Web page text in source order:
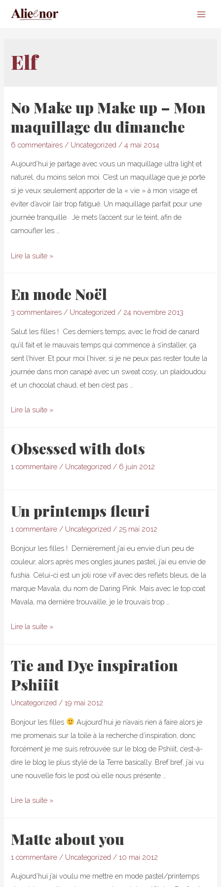
Elf
No Make up Make up – Mon
maquillage du dimanche
6 commentaires / Uncategorized /4 mai 2014
Aujourd’hui je partage avec vous un maquillage ultra light et
naturel, du moins selon moi. C’est un maquillage que je porte
si je veux seulement apporter de la « vie » à mon visage et
éviter d’avoir l’air trop fatigué. Un maquillage parfait pour une
journée tranquille. Je mets l’accent sur le teint, afin de
camoufler les …
No
Make
up
Mon
maquillage
du
dimanche
Lire la suite »
En mode Noël
3 commentaires / Uncategorized / 24 novembre 2013
Salut les filles ! Ces derniers temps, avec le froid de canard
qu’il fait et le mauvais temps qui commence à s’installer, ça
sent l’hiver. Et pour moi l’hiver, si je ne peux pas rester toute la
journée dans mon canapé avec un sweat cosy, un plaidoudou
et un chocolat chaud, et ben c’est pas …
En
Lire la suite »
Obsessed with dots
1 commentaire / Uncategorized / 6 juin 2012
Un printemps fleuri
1 commentaire / Uncategorized / 25 mai 2012
Bonjour les filles ! Dernièrement j’ai eu envie d’un peu de
couleur, alors après mes ongles jaunes pastel, j’ai eu envie de
fushia. Celui-ci est un joli rose vif avec des reflets bleus, de la
marque Mavala, du nom de Daring Pink. Mais avec le top coat
Mavala, ma dernière trouvaille, je le trouvais trop …
Un
Lire la suite »
Tie and Dye inspiration
Pshiiit
Uncategorized /19 mai 2012
Bonjour les filles
Aujourd’hui je n’avais rien à faire alors je
me promenais sur la toile à la recherche d’inspiration, donc
forcément je me suis retrouvée sur le blog de Pshiiit, c’est-à-
dire le blog le plus stylé de la Terre basically. Bref bref, j’ai vu
une nouvelle fois le post où elle nous présente …
Tie
inspiration
Lire la suite »
Matte about you
1 commentaire / Uncategorized /10 mai 2012
Aujourd’hui j’ai voulu me mettre en mode pastel/printemps